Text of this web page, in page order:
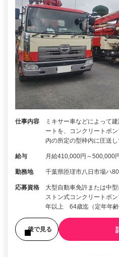
仕事内容
ミキサー車などによって
ートを、コンクリートポ
内の所定の型枠内に圧送
給与 月給410,000円～500,000
勤務地 千葉県匝瑳市八日市場ハ
応募資格
大型自動車免許または中
ストン式コンクリートポ
年以上 64歳迄（定年年
後で見る